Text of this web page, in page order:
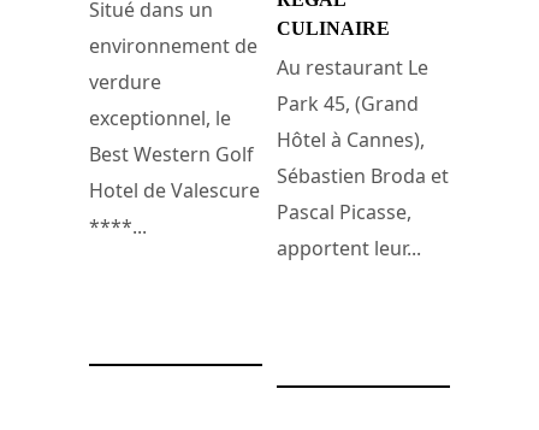
Situé dans un
environnement de
verdure
exceptionnel, le
Best Western Golf
Hotel de Valescure
****...
CULINAIRE
Au restaurant Le
Park 45, (Grand
Hôtel à Cannes),
Sébastien Broda et
Pascal Picasse,
apportent leur...